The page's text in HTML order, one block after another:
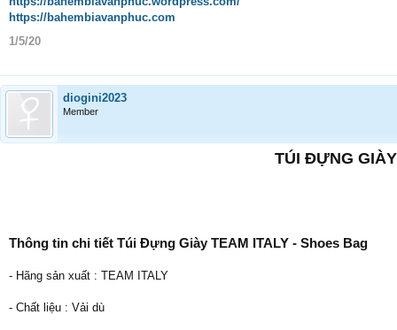
https://bahembiavanphuc.com
1/5/20
diogini2023
Member
TÚI ĐỰNG
Thông tin chi tiết Túi Đựng Giày TEAM ITALY - Shoes Bag
- Hãng sản xuất : TEAM ITALY
- Chất liệu : Vải dù